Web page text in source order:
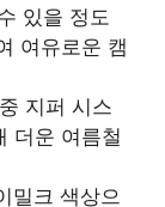
있을 정도
여유로운 캠
지퍼 시스
더운 여름철
밀크 색상으